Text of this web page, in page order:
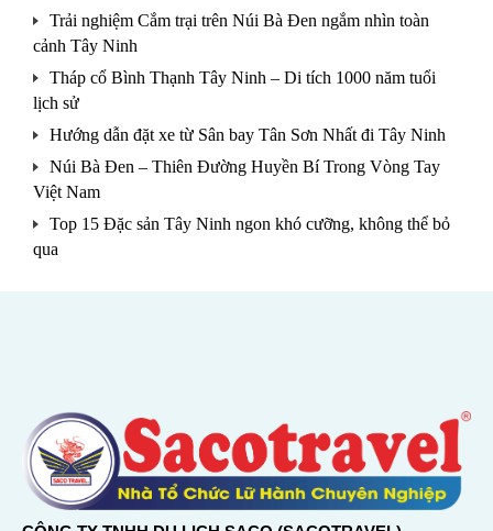
Trải nghiệm Cắm trại trên Núi Bà Đen ngắm nhìn toàn
cảnh Tây Ninh
Tháp cổ Bình Thạnh Tây Ninh – Di tích 1000 năm tuổi
lịch sử
Hướng dẫn đặt xe từ Sân bay Tân Sơn Nhất đi Tây Ninh
Núi Bà Đen – Thiên Đường Huyền Bí Trong Vòng Tay
Việt Nam
Top 15 Đặc sản Tây Ninh ngon khó cưỡng, không thể bỏ
qua